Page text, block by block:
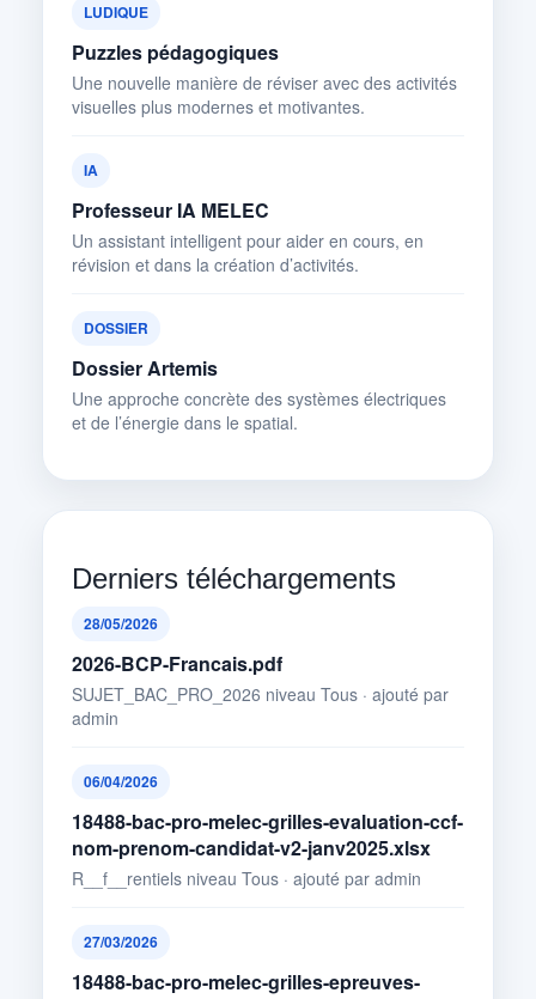
LUDIQUE
Puzzles pédagogiques
Une nouvelle manière de réviser avec des activités
visuelles plus modernes et motivantes.
IA
Professeur IA MELEC
Un assistant intelligent pour aider en cours, en
révision et dans la création d’activités.
DOSSIER
Dossier Artemis
Une approche concrète des systèmes électriques
et de l’énergie dans le spatial.
Derniers téléchargements
28/05/2026
2026-BCP-Francais.pdf
SUJET_BAC_PRO_2026 niveau Tous · ajouté par
admin
06/04/2026
18488-bac-pro-melec-grilles-evaluation-ccf-
nom-prenom-candidat-v2-janv2025.xlsx
R__f__rentiels niveau Tous · ajouté par admin
27/03/2026
18488-bac-pro-melec-grilles-epreuves-